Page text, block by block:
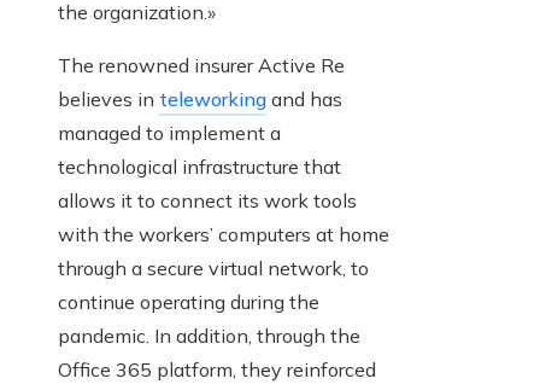
the organization.»
The renowned insurer Active Re
believes in teleworking and has
managed to implement a
technological infrastructure that
allows it to connect its work tools
with the workers’ computers at home
through a secure virtual network, to
continue operating during the
pandemic. In addition, through the
Office 365 platform, they reinforced